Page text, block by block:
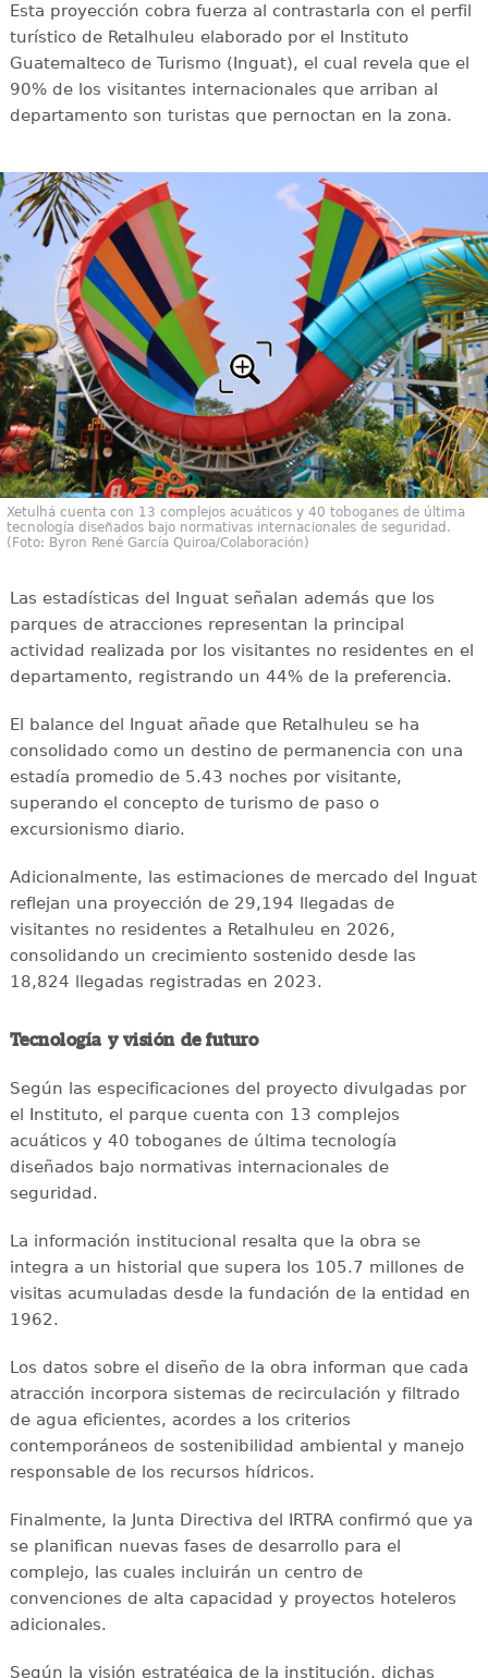
Esta proyección cobra fuerza al contrastarla con el perfil
turístico de Retalhuleu elaborado por el Instituto
Guatemalteco de Turismo (Inguat), el cual revela que el
90% de los visitantes internacionales que arriban al
departamento son turistas que pernoctan en la zona.
Xetulhá cuenta con 13 complejos acuáticos y 40 toboganes de última
tecnología diseñados bajo normativas internacionales de seguridad.
(Foto: Byron René García Quiroa/Colaboración)
Las estadísticas del Inguat señalan además que los
parques de atracciones representan la principal
actividad realizada por los visitantes no residentes en el
departamento, registrando un 44% de la preferencia.
El balance del Inguat añade que Retalhuleu se ha
consolidado como un destino de permanencia con una
estadía promedio de 5.43 noches por visitante,
superando el concepto de turismo de paso o
excursionismo diario.
Adicionalmente, las estimaciones de mercado del Inguat
reflejan una proyección de 29,194 llegadas de
visitantes no residentes a Retalhuleu en 2026,
consolidando un crecimiento sostenido desde las
18,824 llegadas registradas en 2023.
Tecnología y visión de futuro
Según las especificaciones del proyecto divulgadas por
el Instituto, el parque cuenta con 13 complejos
acuáticos y 40 toboganes de última tecnología
diseñados bajo normativas internacionales de
seguridad.
La información institucional resalta que la obra se
integra a un historial que supera los 105.7 millones de
visitas acumuladas desde la fundación de la entidad en
1962.
Los datos sobre el diseño de la obra informan que cada
atracción incorpora sistemas de recirculación y filtrado
de agua eficientes, acordes a los criterios
contemporáneos de sostenibilidad ambiental y manejo
responsable de los recursos hídricos.
Finalmente, la Junta Directiva del IRTRA confirmó que ya
se planifican nuevas fases de desarrollo para el
complejo, las cuales incluirán un centro de
convenciones de alta capacidad y proyectos hoteleros
adicionales.
Según la visión estratégica de la institución, dichas